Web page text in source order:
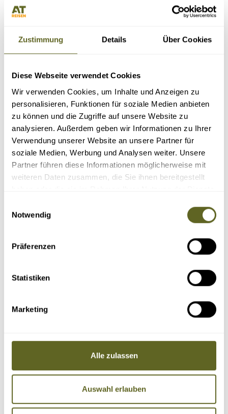
Zustimmung Details Über Cookies
Diese Webseite verwendet Cookies
Wir verwenden Cookies, um Inhalte und Anzeigen zu
personalisieren, Funktionen für soziale Medien anbieten
zu können und die Zugriffe auf unsere Website zu
analysieren. Außerdem geben wir Informationen zu Ihrer
Verwendung unserer Website an unsere Partner für
soziale Medien, Werbung und Analysen weiter. Unsere
Partner führen diese Informationen möglicherweise mit
weiteren Daten zusammen, die Sie ihnen bereitgestellt
Notwendig
Präferenzen
Statistiken
Marketing
Alle zulassen
Auswahl erlauben
KONTAKTDATEN